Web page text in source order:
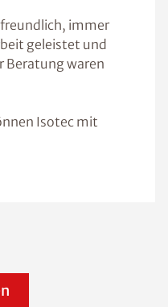
immer
geleistet und
Beratung waren
Isotec mit